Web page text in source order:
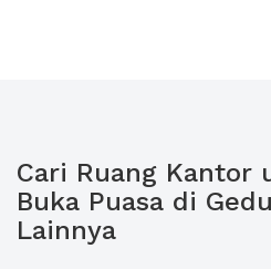
Cari Ruang Kantor
Buka Puasa di
Lainnya